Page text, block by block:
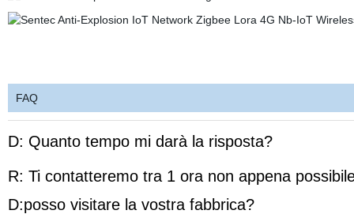
FAQ
D: Quanto tempo mi darà la risposta?
R: Ti contatteremo tra 1 ora non appena
D:posso visitare la vostra fabbrica?